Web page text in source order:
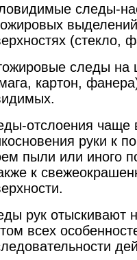
следы-
(стекло,
следы на
картон,
отслоения чаще
руки к
пыли или иного
к
рук отыскивают
всех